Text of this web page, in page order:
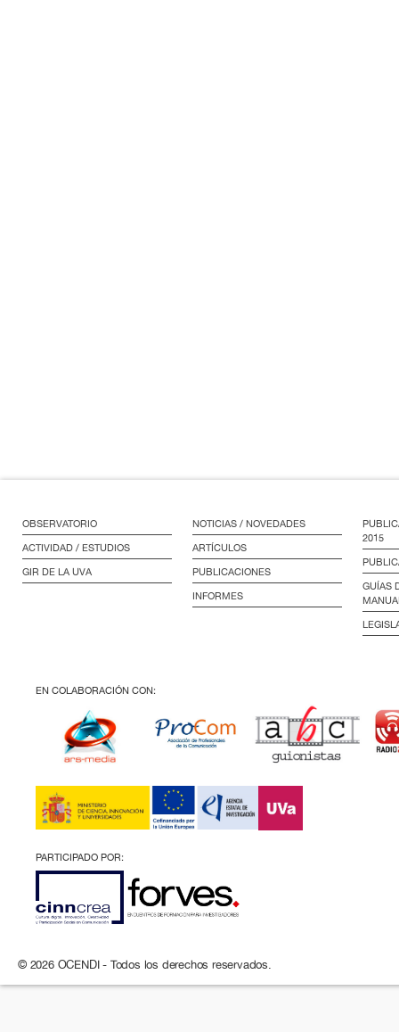
OBSERVATORIO
ACTIVIDAD / ESTUDIOS
GIR DE LA UVA
NOTICIAS / NOVEDADES
ARTÍCULOS
PUBLICACIONES
INFORMES
2015
GUÍAS
EN COLABORACIÓN CON:
PARTICIPADO POR:
© 2026 OCENDI - Todos los derechos reservados.